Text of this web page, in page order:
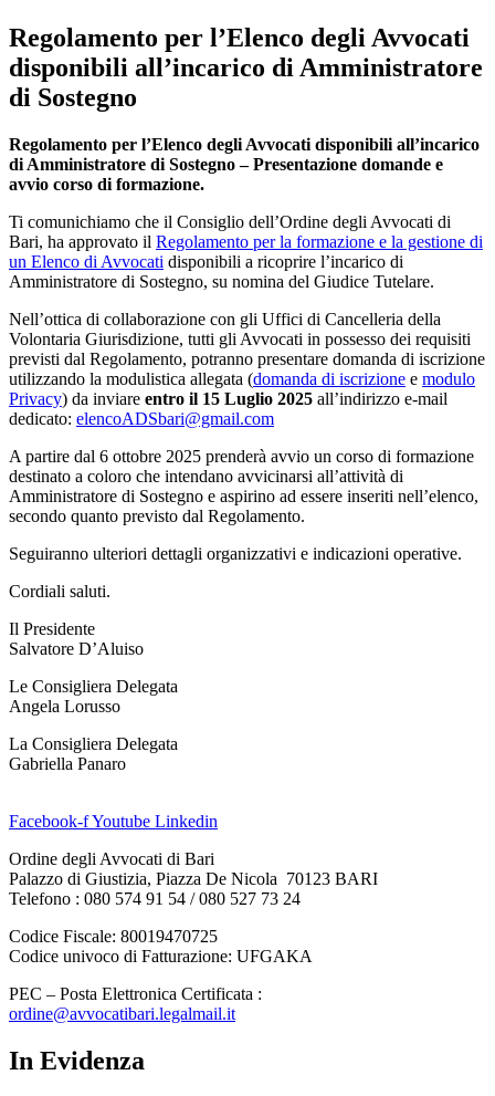
Regolamento per l’Elenco degli Avvocati
disponibili all’incarico di Amministratore
di Sostegno
Regolamento per l’Elenco degli Avvocati disponibili all’incarico
di Amministratore di Sostegno – Presentazione domande e
avvio corso di formazione.
Ti comunichiamo che il Consiglio dell’Ordine degli Avvocati di
Bari, ha approvato il Regolamento per la formazione e la gestione di
un Elenco di Avvocati disponibili a ricoprire l’incarico di
Amministratore di Sostegno, su nomina del Giudice Tutelare.
Nell’ottica di collaborazione con gli Uffici di Cancelleria della
Volontaria Giurisdizione, tutti gli Avvocati in possesso dei requisiti
previsti dal Regolamento, potranno presentare domanda di iscrizione
utilizzando la modulistica allegata (domanda di iscrizione e modulo
Privacy) da inviare entro il 15 Luglio 2025 all’indirizzo e-mail
dedicato: elencoADSbari@gmail.com
A partire dal 6 ottobre 2025 prenderà avvio un corso di formazione
destinato a coloro che intendano avvicinarsi all’attività di
Amministratore di Sostegno e aspirino ad essere inseriti nell’elenco,
secondo quanto previsto dal Regolamento.
Seguiranno ulteriori dettagli organizzativi e indicazioni operative.
Cordiali saluti.
Il Presidente
Salvatore D’Aluiso
Le Consigliera Delegata
Angela Lorusso
La Consigliera Delegata
Gabriella Panaro
Facebook-fYoutube Linkedin
Ordine degli Avvocati di Bari
Palazzo di Giustizia, Piazza De Nicola 70123 BARI
Telefono : 080 574 91 54 / 080 527 73 24
Codice Fiscale: 80019470725
Codice univoco di Fatturazione: UFGAKA
PEC – Posta Elettronica Certificata :
ordine@avvocatibari.legalmail.it
In Evidenza